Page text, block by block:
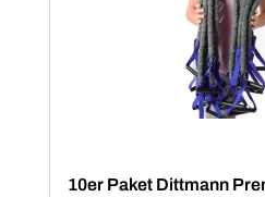
10er Paket Dittmann